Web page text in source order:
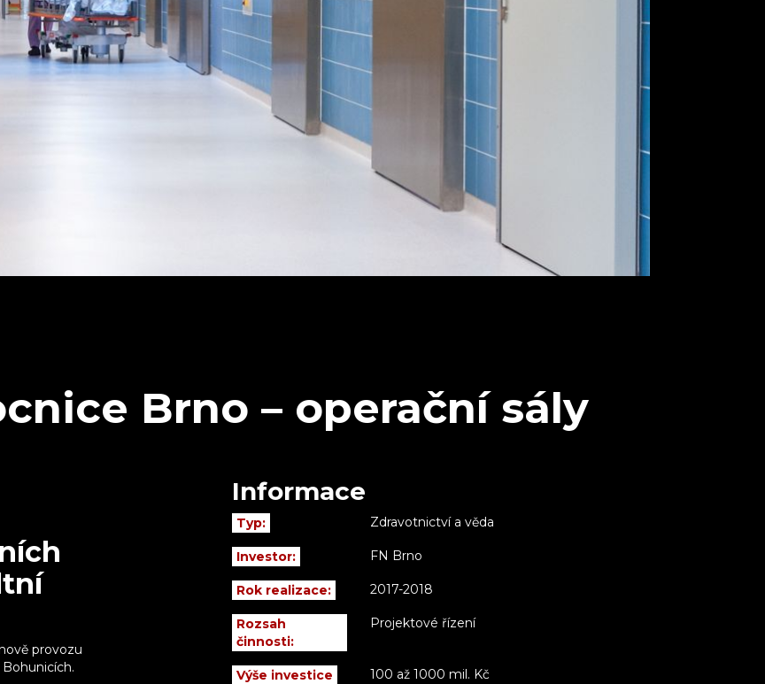
Brno – operační sály
provozu
Informace
Typ: Zdravotnictví a věda
Investor: FN Brno
Rok realizace: 2017-2018
Rozsah
činnosti:
Projektové řízení
Výše investice 100 až 1000 mil. Kč